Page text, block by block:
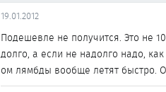
19.01.2012
Подешевле не получится. Это не
долго, а если не надолго надо,
ом лямбды вообще летят быстро.